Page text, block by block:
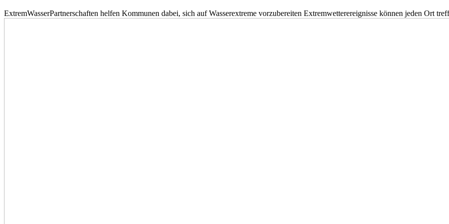
ExtremWasserPartnerschaften helfen Kommunen dabei, sich auf Wasserextreme vorzubereiten Extremwetterereignisse können jeden Ort